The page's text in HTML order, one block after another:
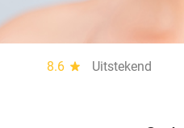
8.6 star
Uitstekend